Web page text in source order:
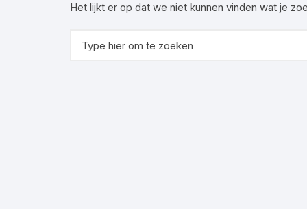
Het lijkt er op dat we niet kunnen vinden wat je
naar: